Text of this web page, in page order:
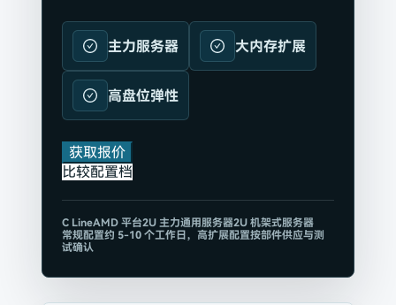
主力服务器 大内存扩展
高盘位弹性
获取报价
比较配置档
CLineAMD 平台2U 主力通用服务器2U 机架式服务器
常规配置约 5-10 个工作日，高扩展配置按部件供应与测
试确认